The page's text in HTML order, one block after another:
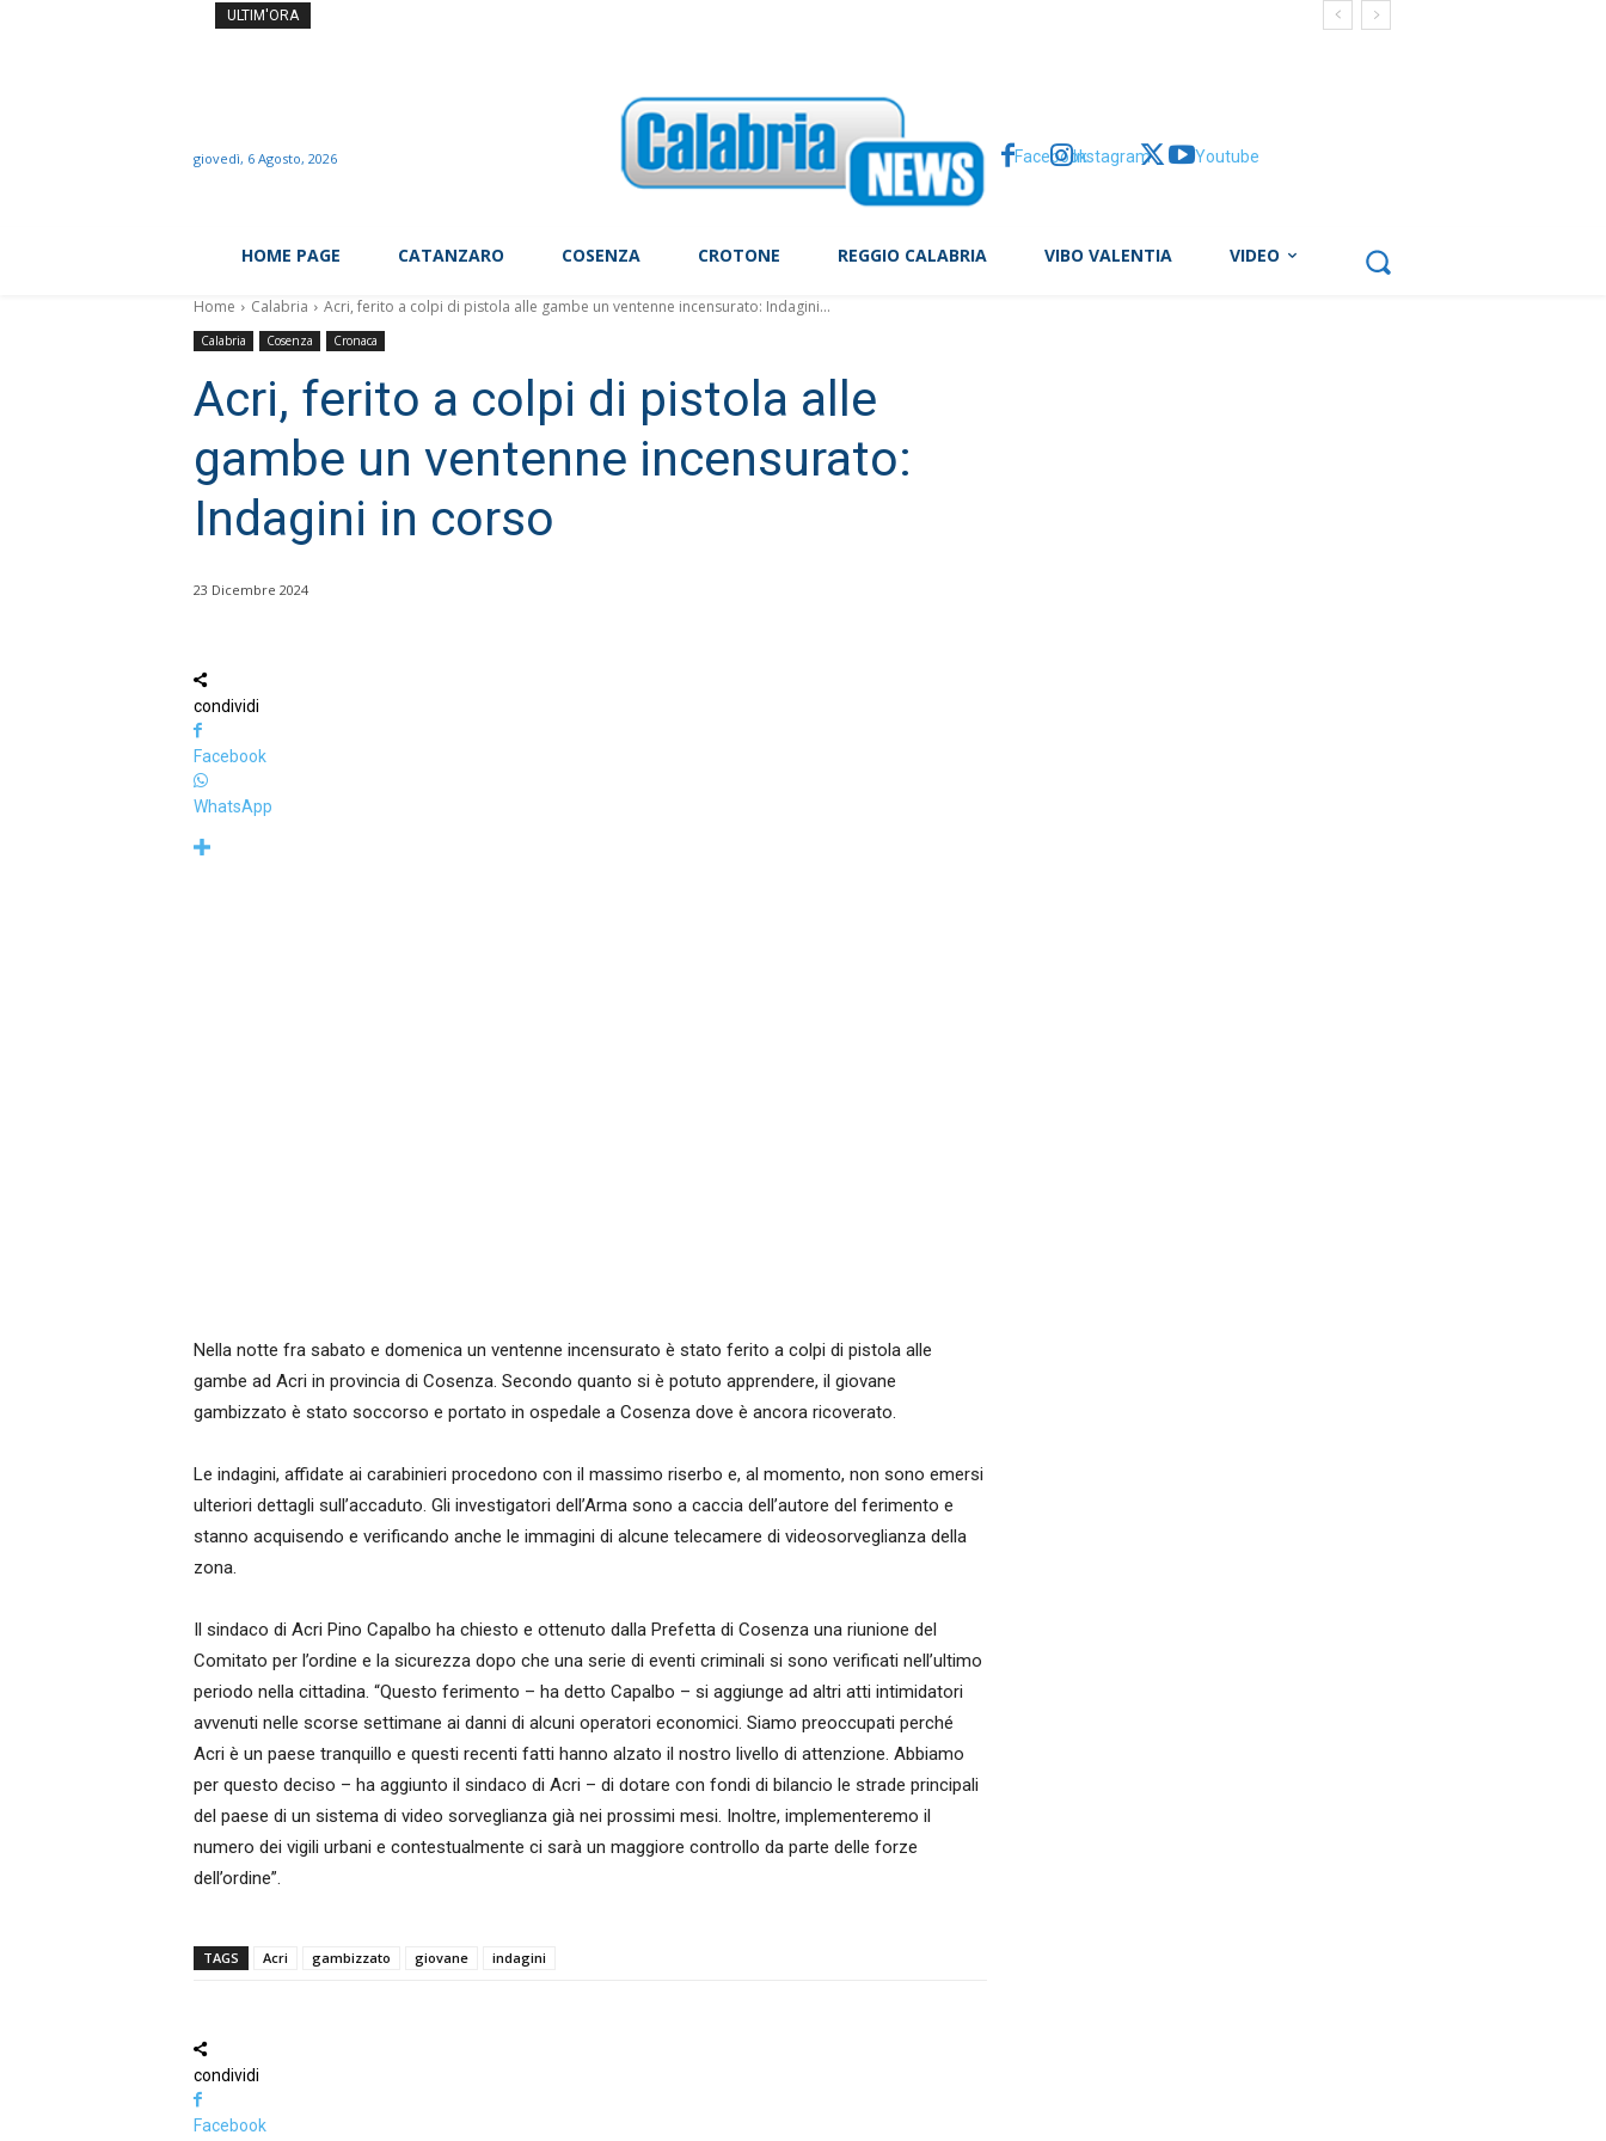
ULTIM'ORA
giovedì, 6 Agosto, 2026 FacebookInstagram X Youtube
HOME PAGE CATANZARO COSENZA CROTONE REGGIO CALABRIA VIBO VALENTIA VIDEO
Home Calabria Acri, ferito a colpi di pistola alle gambe un ventenne incensurato: Indagini...
Calabria Cosenza Cronaca
Acri, ferito a colpi di pistola alle
gambe un ventenne incensurato:
Indagini in corso
23 Dicembre 2024
condividi
Facebook
WhatsApp
Nella notte fra sabato e domenica un ventenne incensurato è stato ferito a colpi di pistola alle
gambe ad Acri in provincia di Cosenza. Secondo quanto si è potuto apprendere, il giovane
gambizzato è stato soccorso e portato in ospedale a Cosenza dove è ancora ricoverato.
Le indagini, affidate ai carabinieri procedono con il massimo riserbo e, al momento, non sono emersi
ulteriori dettagli sull’accaduto. Gli investigatori dell’Arma sono a caccia dell’autore del ferimento e
stanno acquisendo e verificando anche le immagini di alcune telecamere di videosorveglianza della
zona.
Il sindaco di Acri Pino Capalbo ha chiesto e ottenuto dalla Prefetta di Cosenza una riunione del
Comitato per l’ordine e la sicurezza dopo che una serie di eventi criminali si sono verificati nell’ultimo
periodo nella cittadina. “Questo ferimento – ha detto Capalbo – si aggiunge ad altri atti intimidatori
avvenuti nelle scorse settimane ai danni di alcuni operatori economici. Siamo preoccupati perché
Acri è un paese tranquillo e questi recenti fatti hanno alzato il nostro livello di attenzione. Abbiamo
per questo deciso – ha aggiunto il sindaco di Acri – di dotare con fondi di bilancio le strade principali
del paese di un sistema di video sorveglianza già nei prossimi mesi. Inoltre, implementeremo il
numero dei vigili urbani e contestualmente ci sarà un maggiore controllo da parte delle forze
dell’ordine”.
TAGS Acri gambizzato giovane indagini
condividi
Facebook